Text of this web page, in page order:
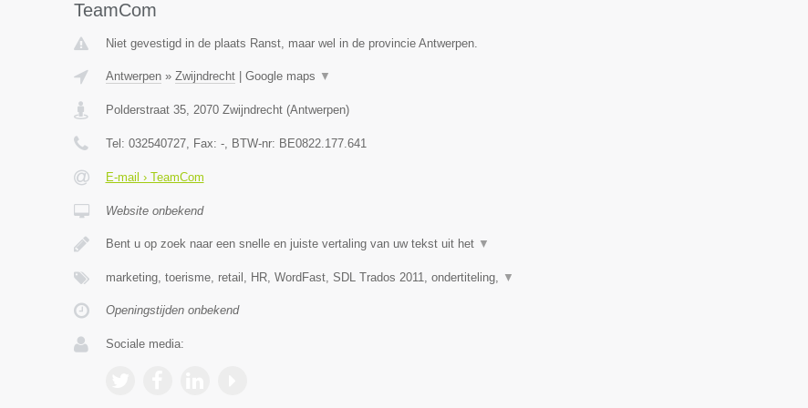
TeamCom
Niet gevestigd in de plaats Ranst, maar wel in de provincie Antwerpen.
Antwerpen» Zwijndrecht| Google maps ▼
Polderstraat 35, 2070 Zwijndrecht(Antwerpen)
Tel: 032540727, Fax: -, BTW-nr: BE0822.177.641
E-mail › TeamCom
Website onbekend
Bent u op zoek naar een snelle en juiste vertaling van uw tekst uit het ▼
marketing, toerisme, retail, HR, WordFast, SDL Trados 2011, ondertiteling, ▼
Openingstijden onbekend
Sociale media: